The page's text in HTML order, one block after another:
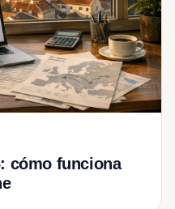
cómo funciona